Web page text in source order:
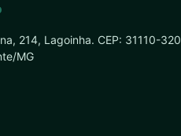
214, Lagoinha. CEP: 31110-320
MG